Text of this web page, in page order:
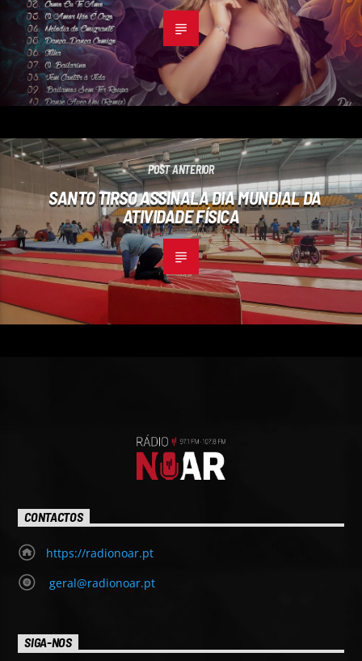
POST ANTERIOR
SANTO TIRSO ASSINALA DIA MUNDIAL DA
ATIVIDADE FÍSICA
CONTACTOS
https://radionoar.pt
geral@radionoar.pt
SIGA-NOS